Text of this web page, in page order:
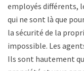
employés différents,
qui ne sont là que
la sécurité de la
impossible. Les
Ils sont hautement